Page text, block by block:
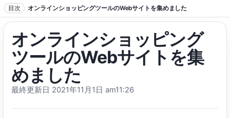
本文へジャンプ
目次 オンラインショッピングツールのWebサイトを集めました
オンラインショッピング
ツールのWebサイトを集
めました
最終更新日 2021年11月1日 am11:26